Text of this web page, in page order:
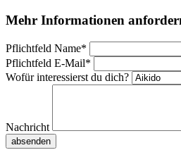
Mehr Informationen
Pflichtfeld Name*
Pflichtfeld E-Mail*
Wofür interessierst du dich?
Nachricht
absenden